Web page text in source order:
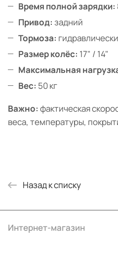
Время полной зарядки:
Привод: задний
Тормоза:
Размер колёс: 17" / 14"
Максимальная
Вес: 50 кг
Важно: фактическая
веса, температуры,
Назад к списку
Интернет-магазин